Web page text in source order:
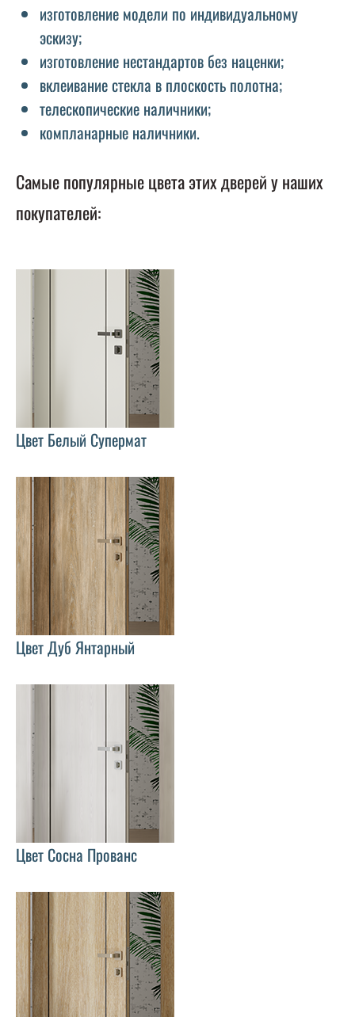
изготовление модели по индивидуальному
эскизу;
изготовление нестандартов без наценки;
вклеивание стекла в плоскость полотна;
телескопические наличники;
компланарные наличники.
Самые популярные цвета этих дверей у наших
покупателей:
Цвет Белый Супермат
Цвет Дуб Янтарный
Цвет Сосна Прованс